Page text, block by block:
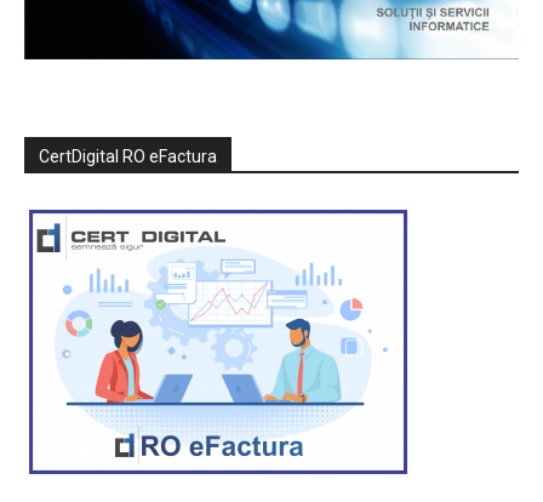
CertDigital RO eFactura